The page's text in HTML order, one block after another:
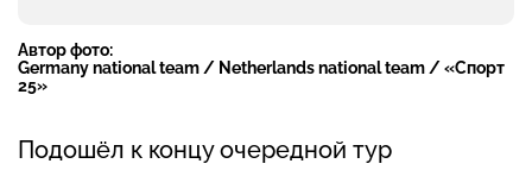
Автор фото:
Germany national team / Netherlands national team / «Спорт
25»
Подошёл к концу очередной тур